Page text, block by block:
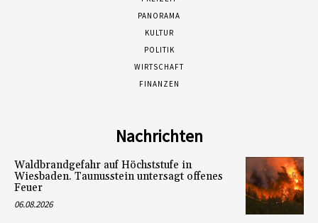
PANORAMA
KULTUR
POLITIK
WIRTSCHAFT
FINANZEN
Nachrichten
Waldbrandgefahr auf Höchststufe in
Wiesbaden. Taunusstein untersagt offenes
Feuer
06.08.2026